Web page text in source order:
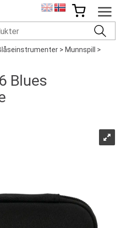
>Munnspill
>
Blues